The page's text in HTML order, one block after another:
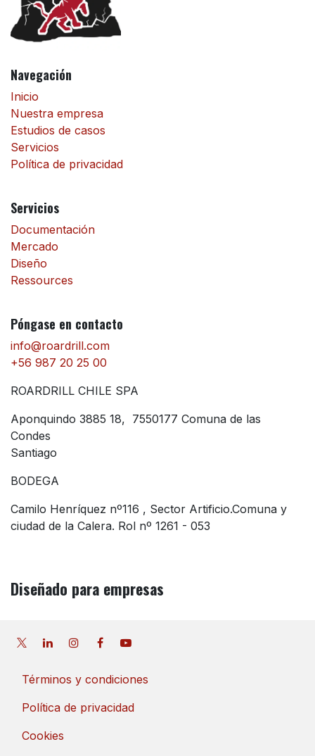
Navegación
Inicio
Nuestra empresa
Estudios de casos
Servicios
Política de privacidad
Servicios
Documentación
Mercado
Diseño
Ressources
Póngase en contacto
info@roardrill.com
+56 987 20 25 00
ROARDRILL CHILE SPA
Aponquindo 3885 18, 7550177 Comuna de las
Condes
Santiago
BODEGA
Camilo Henríquez nº116 , Sector Artificio.Comuna y
ciudad de la Calera. Rol nº 1261 - 053
Diseñado para empresas
Términos y condiciones
Política de privacidad
Cookies